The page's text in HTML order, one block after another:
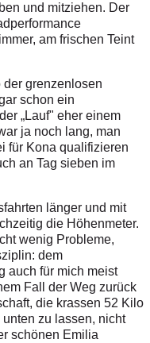
und mitziehen. Der
am frischen Teint
der grenzenlosen
schon ein
„Lauf" eher einem
ja noch lang, man
für Kona qualifizieren
an Tag sieben im
länger und mit
die Höhenmeter.
wenig Probleme,
dem
auch für mich meist
Fall der Weg zurück
die krassen 52 Kilo
zu lassen, nicht
schönen Emilia